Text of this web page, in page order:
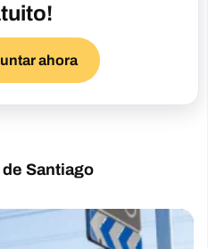
ahora
Santiago